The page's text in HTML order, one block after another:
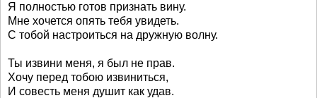
Я полностью готов признать вину.
Мне хочется опять тебя увидеть.
С тобой настроиться на дружную волну.
Ты извини меня, я был не прав.
Хочу перед тобою извиниться,
И совесть меня душит как удав.